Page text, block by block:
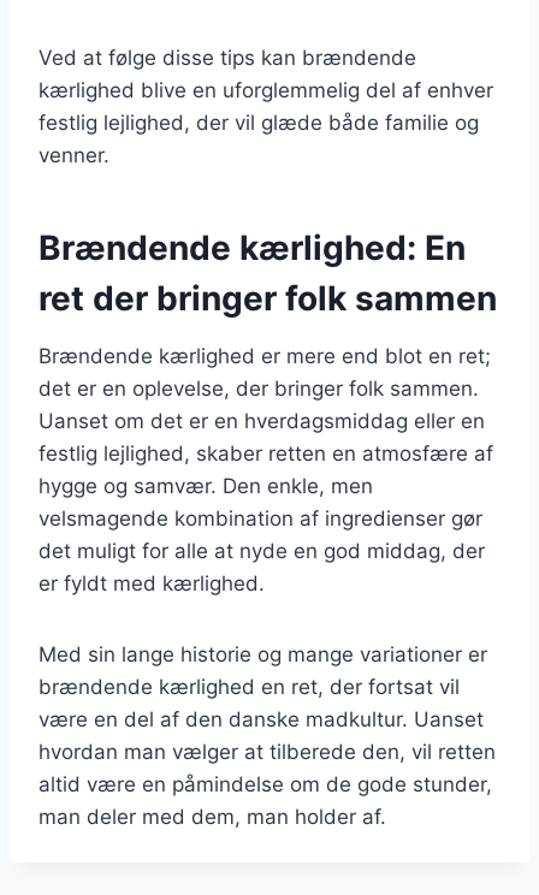
Ved at følge disse tips kan brændende
kærlighed blive en uforglemmelig del af enhver
festlig lejlighed, der vil glæde både familie og
venner.
Brændende kærlighed: En
ret der bringer folk sammen
Brændende kærlighed er mere end blot en ret;
det er en oplevelse, der bringer folk sammen.
Uanset om det er en hverdagsmiddag eller en
festlig lejlighed, skaber retten en atmosfære af
hygge og samvær. Den enkle, men
velsmagende kombination af ingredienser gør
det muligt for alle at nyde en god middag, der
er fyldt med kærlighed.
Med sin lange historie og mange variationer er
brændende kærlighed en ret, der fortsat vil
være en del af den danske madkultur. Uanset
hvordan man vælger at tilberede den, vil retten
altid være en påmindelse om de gode stunder,
man deler med dem, man holder af.